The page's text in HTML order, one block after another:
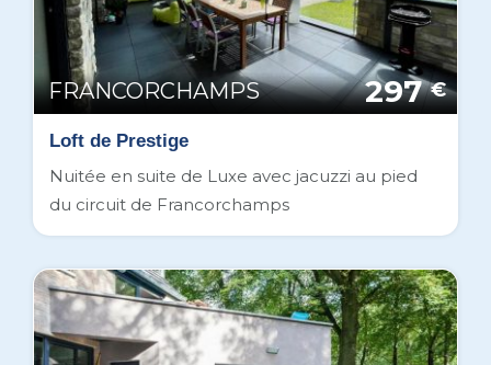
FRANCORCHAMPS 297 €
Loft de Prestige
Nuitée en suite de Luxe avec jacuzzi au pied
du circuit de Francorchamps